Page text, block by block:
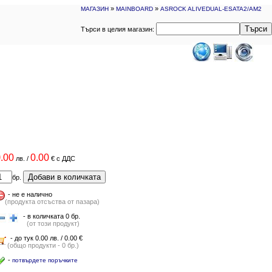
МАГАЗИН » MAINBOARD » ASROCK ALIVEDUAL-ESATA2/AM2
Търси в целия магазин: Търси
лв. / 0.00 €с ДДС
бр. Добави в количката
- не е налично
(продукта отсъства от пазара)
- в количката 0 бр.
(от този продукт)
- до тук 0.00 лв. / 0.00 €
(общо продукти - 0 бр.)
- потвърдете поръчките